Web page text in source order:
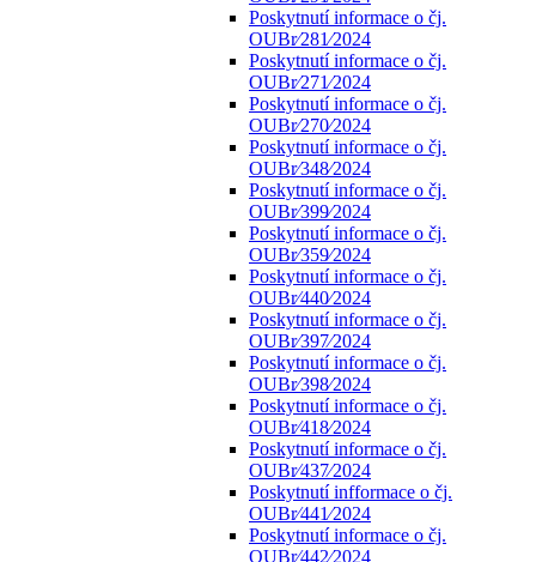
Poskytnutí informace o čj.
OUBr⁄281⁄2024
Poskytnutí informace o čj.
OUBr⁄271⁄2024
Poskytnutí informace o čj.
OUBr⁄270⁄2024
Poskytnutí informace o čj.
OUBr⁄348⁄2024
Poskytnutí informace o čj.
OUBr⁄399⁄2024
Poskytnutí informace o čj.
OUBr⁄359⁄2024
Poskytnutí informace o čj.
OUBr⁄440⁄2024
Poskytnutí informace o čj.
OUBr⁄397⁄2024
Poskytnutí informace o čj.
OUBr⁄398⁄2024
Poskytnutí informace o čj.
OUBr⁄418⁄2024
Poskytnutí informace o čj.
OUBr⁄437⁄2024
Poskytnutí infformace o čj.
OUBr⁄441⁄2024
Poskytnutí informace o čj.
OUBr⁄442⁄2024